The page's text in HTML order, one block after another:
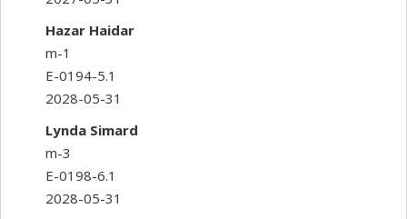
Hazar Haidar
m-1
E-0194-5.1
2028-05-31
Lynda Simard
m-3
E-0198-6.1
2028-05-31